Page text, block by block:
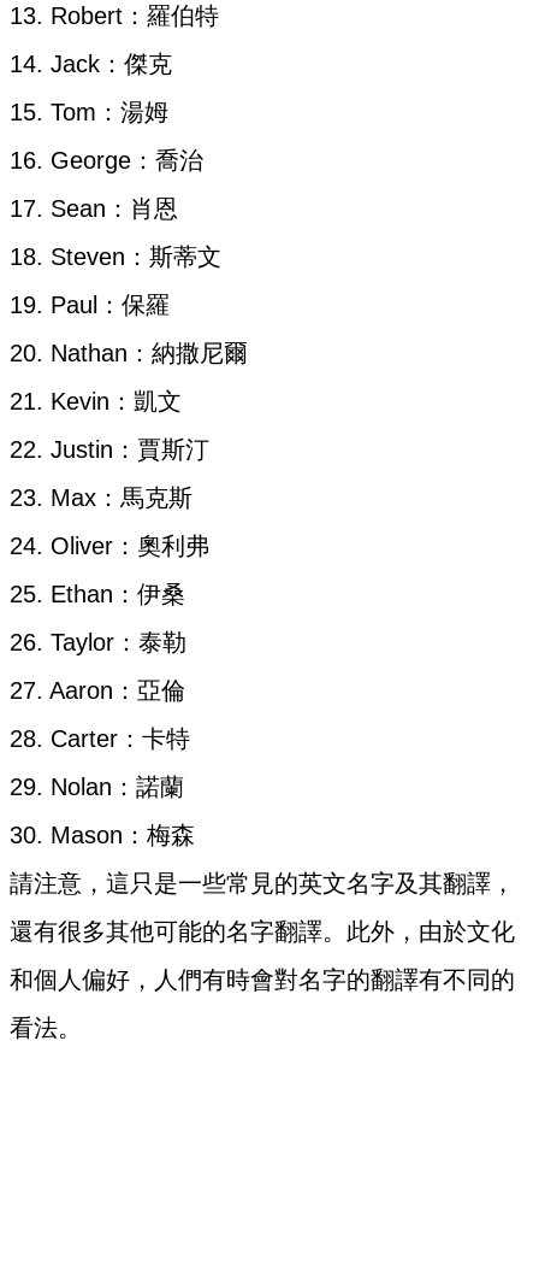
13. Robert：羅伯特
14. Jack：傑克
15. Tom：湯姆
16. George：喬治
17. Sean：肖恩
18. Steven：斯蒂文
19. Paul：保羅
20. Nathan：納撒尼爾
21. Kevin：凱文
22. Justin：賈斯汀
23. Max：馬克斯
24. Oliver：奧利弗
25. Ethan：伊桑
26. Taylor：泰勒
27. Aaron：亞倫
28. Carter：卡特
29. Nolan：諾蘭
30. Mason：梅森
請注意，這只是一些常見的英文名字及其翻譯，
還有很多其他可能的名字翻譯。此外，由於文化
和個人偏好，人們有時會對名字的翻譯有不同的
看法。